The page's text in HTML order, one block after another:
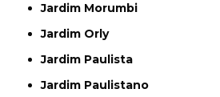
Jardim Morumbi
Jardim Orly
Jardim Paulista
Jardim Paulistano